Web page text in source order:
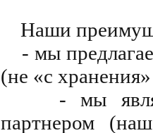
Наши
- мы
(не «с
- мы
партнером